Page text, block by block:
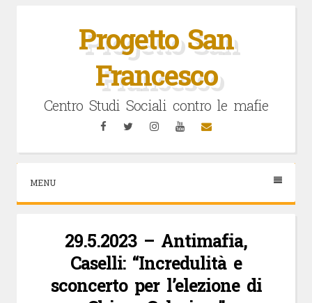
Progetto San
Francesco
Centro Studi Sociali contro le mafie
FacebookTwitterInstagramYouTubeEmail
MENU
29.5.2023 – Antimafia,
Caselli: “Incredulità e
sconcerto per l’elezione di